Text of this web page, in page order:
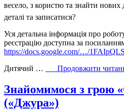
весело, з користю та знайти нових
деталі та записатися?
Уся детальна інформація про
реєстрацію доступна за
https://docs.google.com/…/
Дитячий …
Продовжити
Знайомимося з грою
(«Джура»)